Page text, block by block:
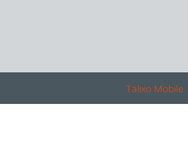
Talixo Mobile